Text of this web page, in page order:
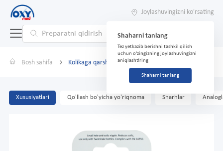
Joylashuvingizni ko'rsating
Shaharni tanlang
Tez yetkazib berishni tashkil qilish
uchun o'zingizning joylashuvingizni
aniqlashtiring
Shaharni tanlang
Bosh sahifa Kolikaga qarshi nipel Twistshake 0+m No 2
Xususiyatlari Qo'llash bo'yicha yo'riqnoma Sharhlar